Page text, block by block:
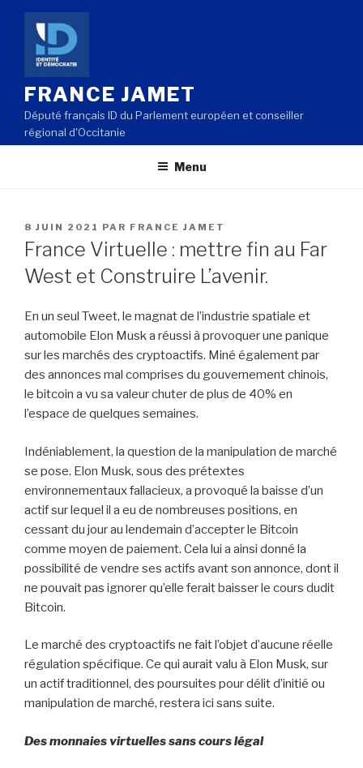
Aller
contenu
principal
FRANCE JAMET
Député français ID du Parlement européen et conseiller
régional d'Occitanie
Menu
PUBLIÉ
LE
8 JUIN 2021 PAR FRANCE JAMET
France Virtuelle : mettre fin au Far
West et Construire L’avenir.
En un seul Tweet, le magnat de l’industrie spatiale et
automobile Elon Musk a réussi à provoquer une panique
sur les marchés des cryptoactifs. Miné également par
des annonces mal comprises du gouvernement chinois,
le bitcoin a vu sa valeur chuter de plus de 40% en
l’espace de quelques semaines.
Indéniablement, la question de la manipulation de marché
se pose. Elon Musk, sous des prétextes
environnementaux fallacieux, a provoqué la baisse d’un
actif sur lequel il a eu de nombreuses positions, en
cessant du jour au lendemain d’accepter le Bitcoin
comme moyen de paiement. Cela lui a ainsi donné la
possibilité de vendre ses actifs avant son annonce, dont il
ne pouvait pas ignorer qu’elle ferait baisser le cours dudit
Bitcoin.
Le marché des cryptoactifs ne fait l’objet d’aucune réelle
régulation spécifique. Ce qui aurait valu à Elon Musk, sur
un actif traditionnel, des poursuites pour délit d’initié ou
manipulation de marché, restera ici sans suite.
Des monnaies virtuelles sans cours légal